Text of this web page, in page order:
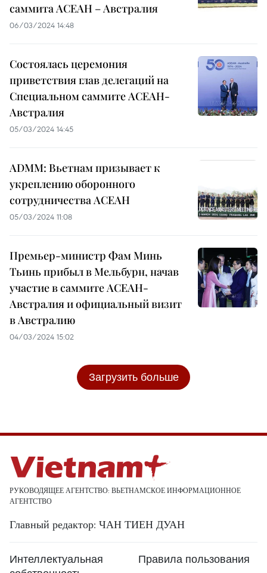
саммита АСЕАН – Австралия
06/03/2024 14:48
Состоялась церемония
приветствия глав делегаций на
Специальном саммите АСЕАН-
Австралия
05/03/2024 14:45
ADMM: Вьетнам призывает к
укреплению оборонного
сотрудничества АСЕАН
05/03/2024 11:08
Премьер-министр Фам Минь
Тьинь прибыл в Мельбурн, начав
участие в саммите АСЕАН-
Австралия и официальный визит
в Австралию
04/03/2024 15:02
Загрузить больше
РУКОВОДЯЩЕЕ АГЕНТСТВО: ВЬЕТНАМСКОЕ ИНФОРМАЦИОННОЕ
АГЕНТСТВО
Главный редактор: ЧАН ТИЕН ДУАН
Интеллектуальная
Правила пользования